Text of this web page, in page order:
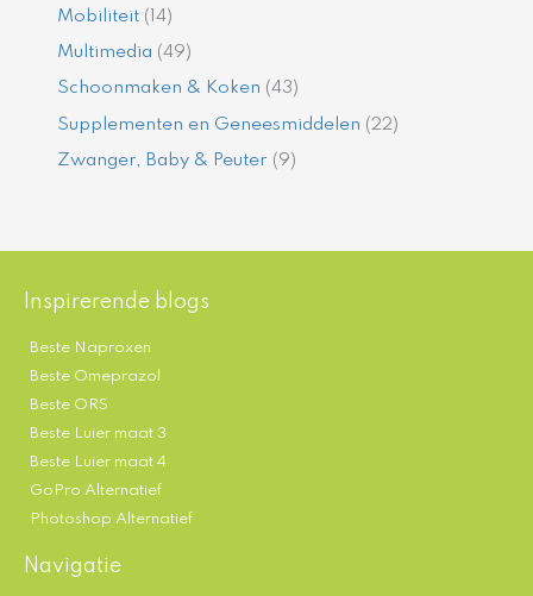
Mobiliteit (14)
Multimedia (49)
Schoonmaken & Koken (43)
Supplementen en Geneesmiddelen (22)
Zwanger, Baby & Peuter (9)
Inspirerende blogs
Beste Naproxen
Beste Omeprazol
Beste ORS
Beste Luier maat 3
Beste Luier maat 4
GoPro Alternatief
Photoshop Alternatief
Navigatie